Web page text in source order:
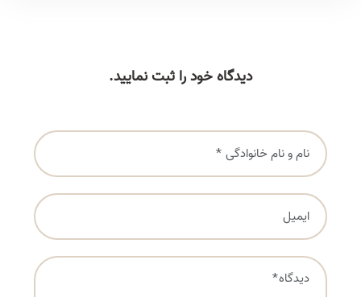
دیدگاه خود را ثبت نمایید.